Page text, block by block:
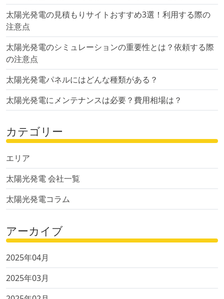
太陽光発電の見積もりサイトおすすめ3選！利用する際の
注意点
太陽光発電のシミュレーションの重要性とは？依頼する際
の注意点
太陽光発電パネルにはどんな種類がある？
太陽光発電にメンテナンスは必要？費用相場は？
カテゴリー
エリア
太陽光発電 会社一覧
太陽光発電コラム
アーカイブ
2025年04月
2025年03月